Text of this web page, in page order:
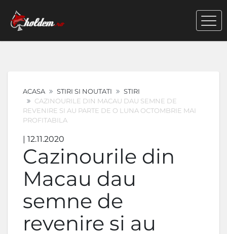
ACASA STIRI SI NOUTATI
STIRI
CAZINOURILE DIN MACAU DAU SEMNE DE
REVENIRE SI AU PARTE DE O LUNA OCTOMBRIE MAI
PROFITABILA
| 12.11.2020
Cazinourile din
Macau dau
semne de
revenire si au